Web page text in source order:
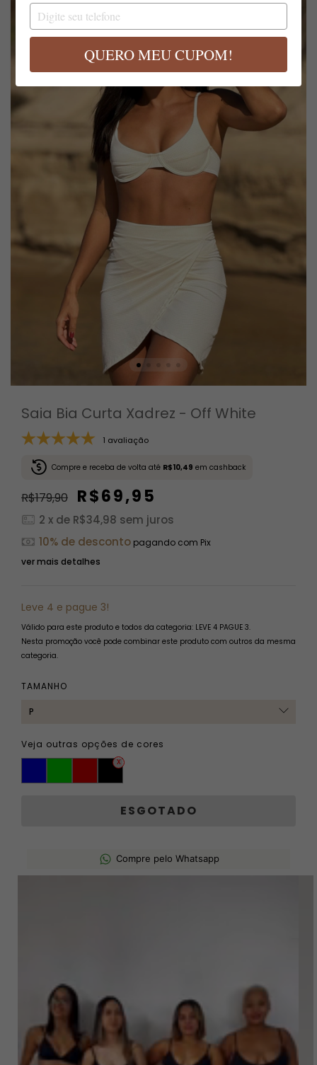
ESGOTADO
Saia Bia Curta Xadrez - Off White
1 avaliação
Compre e receba de volta até R$10,49 em cashback
R$179,90 R$69,95
2 x de R$34,98 sem juros
10% de desconto pagando com Pix
ver mais detalhes
Leve 4 e pague 3!
Válido para este produto e todos da categoria: LEVE 4 PAGUE 3.
Nesta promoção você pode combinar este produto com outros da mesma
categoria.
TAMANHO
Veja outras opções de cores
Compre pelo Whatsapp
email
Digite
seu
telefone
QUERO MEU CUPOM!